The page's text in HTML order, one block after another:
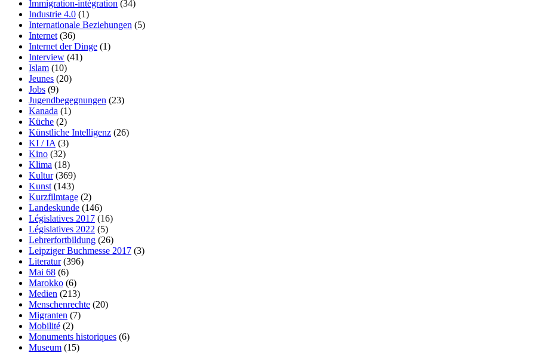
Immigration-intégration (34)
Industrie 4.0 (1)
Internationale Beziehungen (5)
Internet(36)
Internet der Dinge (1)
Interview (41)
Islam (10)
Jeunes (20)
Jobs (9)
Jugendbegegnungen (23)
Kanada (1)
Küche (2)
Künstliche Intelligenz (26)
KI / IA(3)
Kino (32)
Klima (18)
Kultur(369)
Kunst(143)
Kurzfilmtage (2)
Landeskunde (146)
Législatives 2017 (16)
Législatives 2022 (5)
Lehrerfortbildung (26)
Leipziger Buchmesse 2017 (3)
Literatur(396)
Mai 68 (6)
Marokko (6)
Medien (213)
Menschenrechte (20)
Migranten (7)
Mobilité (2)
Monuments historiques (6)
Museum (15)